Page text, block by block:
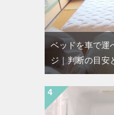
ベッドを車で運
ジ｜判断の目安